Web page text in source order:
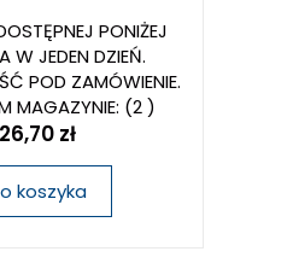
PONIŻEJ
W JEDEN DZIEŃ.
POD ZAMÓWIENIE.
MAGAZYNIE: (2 )
26,70 zł
koszyka